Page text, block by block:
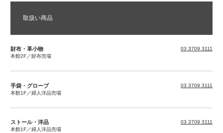
取扱い商品
財布・革小物
本館2F／財布売場
03 3709 3111
手袋・グローブ
本館1F／婦人洋品売場
03 3709 3111
ストール・洋品
本館1F／婦人洋品売場
03 3709 3111